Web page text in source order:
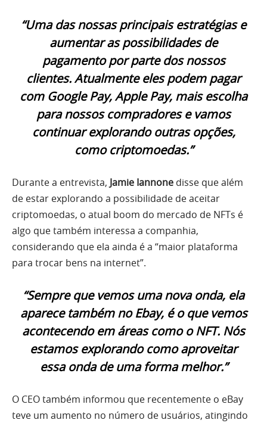
“Uma das nossas principais estratégias e
aumentar as possibilidades de
pagamento por parte dos nossos
clientes. Atualmente eles podem pagar
com Google Pay, Apple Pay, mais escolha
para nossos compradores e vamos
continuar explorando outras opções,
como criptomoedas.”
Durante a entrevista, Jamie Iannone disse que além
de estar explorando a possibilidade de aceitar
criptomoedas, o atual boom do mercado de NFTs é
algo que também interessa a companhia,
considerando que ela ainda é a “maior plataforma
para trocar bens na internet”.
“Sempre que vemos uma nova onda, ela
aparece também no Ebay, é o que vemos
acontecendo em áreas como o NFT. Nós
estamos explorando como aproveitar
essa onda de uma forma melhor.”
O CEO também informou que recentemente o eBay
teve um aumento no número de usuários, atingindo